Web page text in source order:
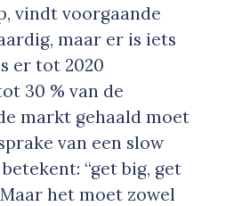
vindt voorgaande
maar er is iets
er tot 2020
30 % van de
markt gehaald moet
van een slow
“get big, get
Maar het moet zowel